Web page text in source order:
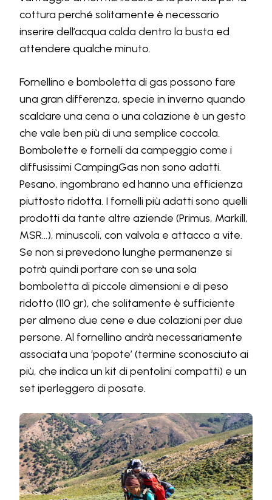
cottura perché solitamente è necessario
inserire dell’acqua calda dentro la busta ed
attendere qualche minuto.
Fornellino e bomboletta di gas possono fare
una gran differenza, specie in inverno quando
scaldare una cena o una colazione è un gesto
che vale ben più di una semplice coccola.
Bombolette e fornelli da campeggio come i
diffusissimi CampingGas non sono adatti.
Pesano, ingombrano ed hanno una efficienza
piuttosto ridotta. I fornelli più adatti sono quelli
prodotti da tante altre aziende (Primus, Markill,
MSR…), minuscoli, con valvola e attacco a vite.
Se non si prevedono lunghe permanenze si
potrà quindi portare con se una sola
bomboletta di piccole dimensioni e di peso
ridotto (110 gr), che solitamente è sufficiente
per almeno due cene e due colazioni per due
persone. Al fornellino andrà necessariamente
associata una ‘popote’ (termine sconosciuto ai
più, che indica un kit di pentolini compatti) e un
set iperleggero di posate.